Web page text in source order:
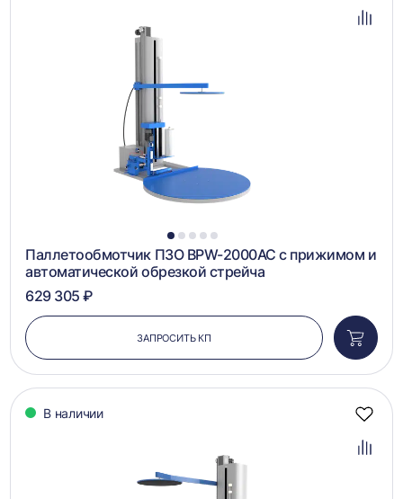
1 2 3 4 5
Паллетообмотчик ПЗО BPW-2000AC с прижимом и
автоматической обрезкой стрейча
629 305 ₽
ЗАПРОСИТЬ КП
в
В наличии